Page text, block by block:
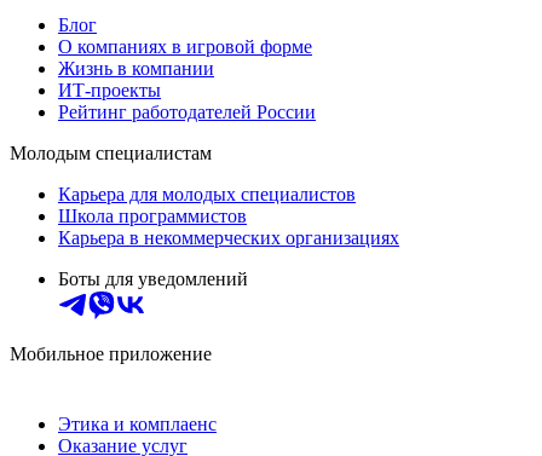
Блог
О компаниях в игровой форме
Жизнь в компании
ИТ-проекты
Рейтинг работодателей России
Молодым специалистам
Карьера для молодых специалистов
Школа программистов
Карьера в некоммерческих организациях
Боты для уведомлений
Мобильное приложение
Этика и комплаенс
Оказание услуг